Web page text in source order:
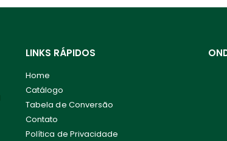
LINKS RÁPIDOS
Home
Catálogo
Tabela de Conversão
Contato
Política de Privacidade